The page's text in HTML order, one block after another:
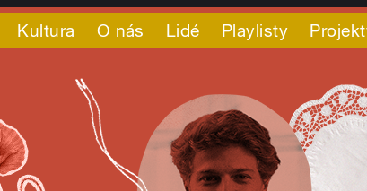
Kultura O nás Lidé Playlisty